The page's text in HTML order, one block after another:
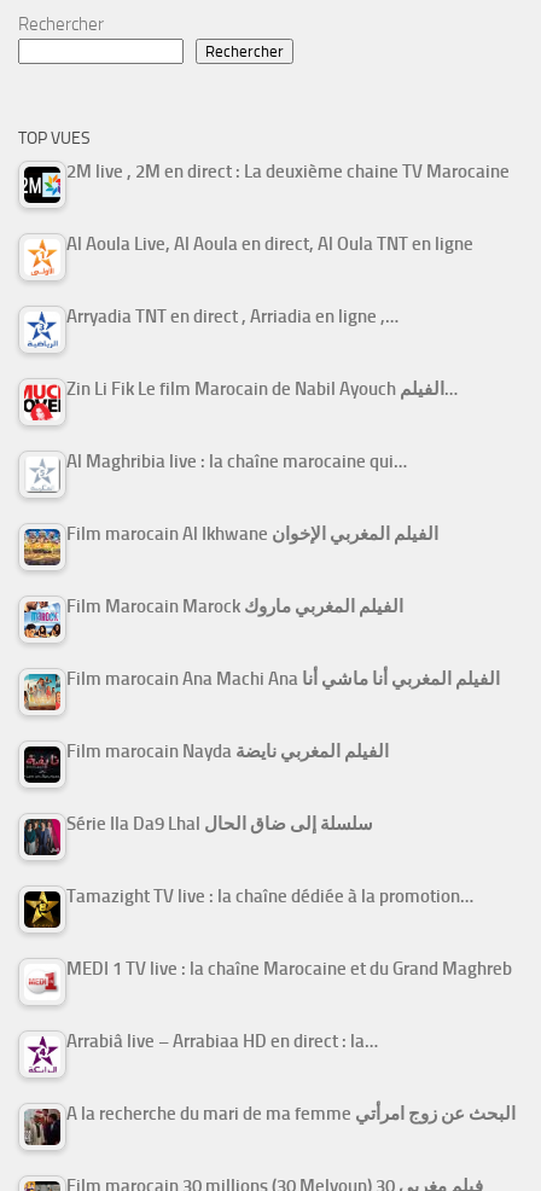
Rechercher
Rechercher
TOP VUES
2M live , 2M en direct : La deuxième chaine TV Marocaine
Al Aoula Live, Al Aoula en direct, Al Oula TNT en ligne
Arryadia TNT en direct , Arriadia en ligne ,…
Zin Li Fik Le film Marocain de Nabil Ayouch الفيلم…
Al Maghribia live : la chaîne marocaine qui…
Film marocain Al Ikhwane الفيلم المغربي الإخوان
Film Marocain Marock الفيلم المغربي ماروك
Film marocain Ana Machi Ana الفيلم المغربي أنا ماشي أنا
Film marocain Nayda الفيلم المغربي نايضة
Série Ila Da9 Lhal سلسلة إلى ضاق الحال
Tamazight TV live : la chaîne dédiée à la promotion…
MEDI 1 TV live : la chaîne Marocaine et du Grand Maghreb
Arrabiâ live – Arrabiaa HD en direct : la…
A la recherche du mari de ma femme البحث عن زوج امرأتي
Film marocain 30 millions (30 Melyoun) فيلم مغربي 30